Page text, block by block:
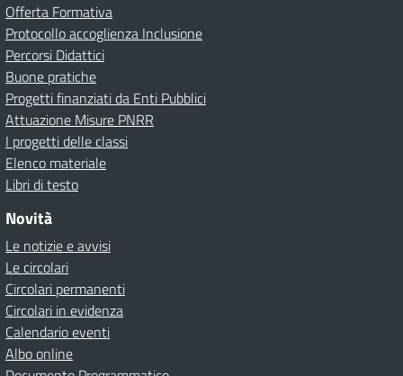
Offerta Formativa
Protocollo accoglienza Inclusione
Percorsi Didattici
Buone pratiche
Progetti finanziati da Enti Pubblici
Attuazione Misure PNRR
I progetti delle classi
Elenco materiale
Libri di testo
Novità
Le notizie e avvisi
Le circolari
Circolari permanenti
Circolari in evidenza
Calendario eventi
Albo online